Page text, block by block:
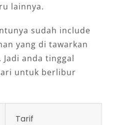
lainnya.
sudah include
yang di tawarkan
anda tinggal
untuk berlibur
Tarif